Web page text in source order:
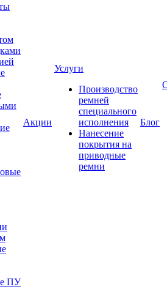
ПУ
Акции
Услуги
Производство
ремней
специального
исполнения
Нанесение
покрытия на
приводные
ремни
Блог